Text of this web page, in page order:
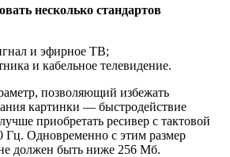
несколько стандартов
и эфирное ТВ;
и кабельное телевидение.
позволяющий избежать
картинки — быстродействие
приобретать ресивер с тактовой
Гц. Одновременно с этим размер
должен быть ниже 256 Мб.